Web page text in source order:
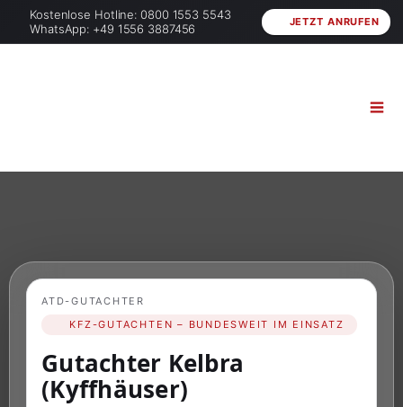
Kostenlose Hotline: 0800 1553 5543
WhatsApp: +49 1556 3887456
JETZT ANRUFEN
ATD-GUTACHTER
KFZ-GUTACHTEN – BUNDESWEIT IM EINSATZ
Gutachter Kelbra
(Kyffhäuser)